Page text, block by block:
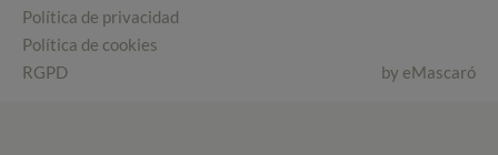
Política de privacidad
Política de cookies
RGPD
by eMascaró